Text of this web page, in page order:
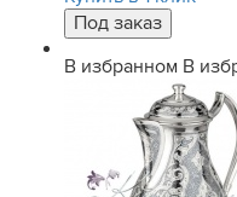
В избранном В